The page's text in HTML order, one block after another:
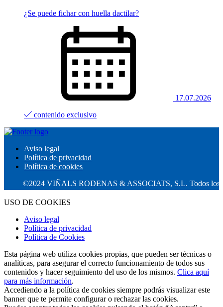
¿Se puede fichar con huella dactilar?
17.07.2026
contenido exclusivo
Aviso legal
Política de privacidad
Política de cookies
©2024 VIÑALS RODENAS & ASSOCIATS, S.L. Todos los
USO DE COOKIES
Aviso legal
Política de privacidad
Política de Cookies
Esta página web utiliza cookies propias, que pueden ser técnicas o
analíticas, para asegurar el correcto funcionamiento de todos sus
contenidos y hacer seguimiento del uso de los mismos. Clica aquí
para más información.
Accediendo a la política de cookies siempre podrás visualizar este
banner que te permite configurar o rechazar las cookies.